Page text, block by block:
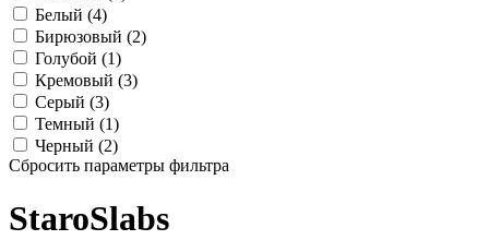
Белый (4)
Бирюзовый (2)
Голубой (1)
Кремовый (3)
Серый (3)
Темный (1)
Черный (2)
Сбросить параметры фильтра
StaroSlabs